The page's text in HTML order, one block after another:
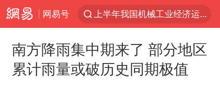
网易号
上半年我国机械工业经济运行稳中有进
朱雨玲晋级WTT横滨冠军赛女单八强
南方降雨集中期来了 部分地区
累计雨量或破历史同期极值